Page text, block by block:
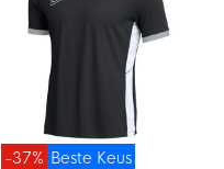
Beste Keus
-37%